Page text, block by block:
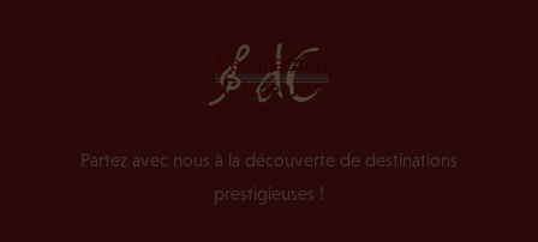
Partez avec nous à la découverte de destinations
prestigieuses !